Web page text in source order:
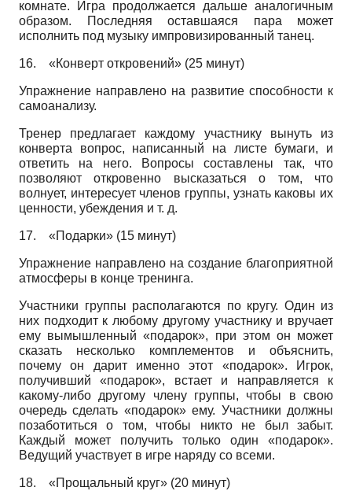
комнате. Игра продолжается дальше аналогичным
образом. Последняя оставшаяся пара может
исполнить под музыку импровизированный танец.
16. «Конверт откровений» (25 минут)
Упражнение направлено на развитие способности к
самоанализу.
Тренер предлагает каждому участнику вынуть из
конверта вопрос, написанный на листе бумаги, и
ответить на него. Вопросы составлены так, что
позволяют откровенно высказаться о том, что
волнует, интересует членов группы, узнать каковы их
ценности, убеждения и т. д.
17. «Подарки» (15 минут)
Упражнение направлено на создание благоприятной
атмосферы в конце тренинга.
Участники группы располагаются по кругу. Один из
них подходит к любому другому участнику и вручает
ему вымышленный «подарок», при этом он может
сказать несколько комплементов и объяснить,
почему он дарит именно этот «подарок». Игрок,
получивший «подарок», встает и направляется к
какому-либо другому члену группы, чтобы в свою
очередь сделать «подарок» ему. Участники должны
позаботиться о том, чтобы никто не был забыт.
Каждый может получить только один «подарок».
Ведущий участвует в игре наряду со всеми.
18. «Прощальный круг» (20 минут)